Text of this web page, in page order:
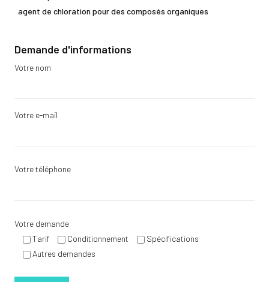
agent de chloration pour des composés organiques
Demande d'informations
Votre nom
Votre e-mail
Votre téléphone
Votre demande
Tarif
Conditionnement
Spécifications
Autres demandes